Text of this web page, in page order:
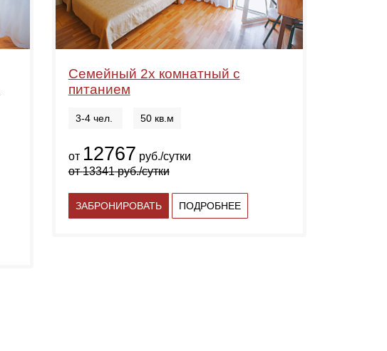
Семейный 2х комнатный с
питанием
3-4 чел. 50 кв.м
от 12767 руб./сутки
от13341руб./сутки
ЗАБРОНИРОВАТЬ ПОДРОБНЕЕ